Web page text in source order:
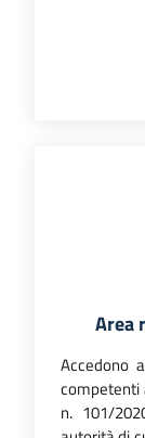
Area
Accedono
competenti
n. 101/